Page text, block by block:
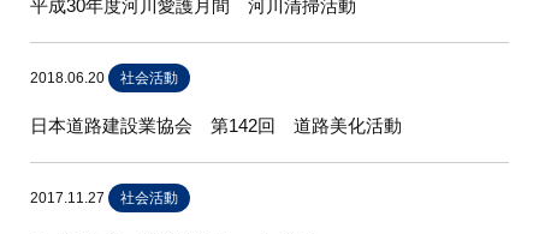
平成30年度河川愛護月間 河川清掃活動
2018.06.20 社会活動
日本道路建設業協会 第142回 道路美化活動
2017.11.27 社会活動